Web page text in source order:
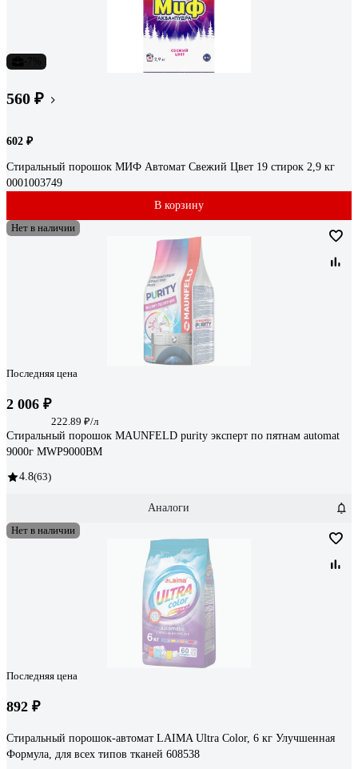
560 ₽
602 ₽
Стиральный порошок МИФ Автомат Свежий Цвет 19 стирок 2,9 кг
0001003749
В корзину
Нет в наличии
Последняя цена
2 006 ₽
222.89 ₽/л
Стиральный порошок MAUNFELD purity эксперт по пятнам automat
9000г MWP9000BM
4.8(63)
Аналоги
Нет в наличии
Последняя цена
892 ₽
Стиральный порошок-автомат LAIMA Ultra Color, 6 кг Улучшенная
Формула, для всех типов тканей 608538